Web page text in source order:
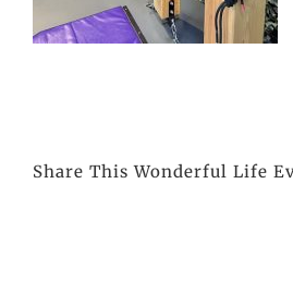
Share This Wonderful Life